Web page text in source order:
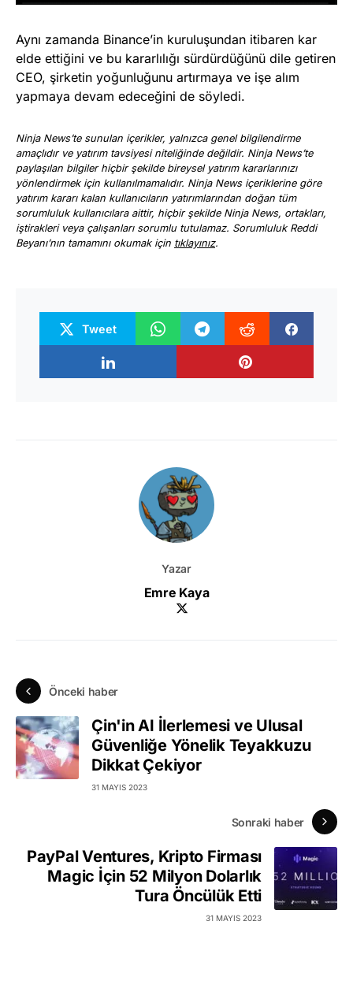
Aynı zamanda Binance’in kuruluşundan itibaren kar
elde ettiğini ve bu kararlılığı sürdürdüğünü dile getiren
CEO, şirketin yoğunluğunu artırmaya ve işe alım
yapmaya devam edeceğini de söyledi.
Ninja News’te sunulan içerikler, yalnızca genel bilgilendirme
amaçlıdır ve yatırım tavsiyesi niteliğinde değildir. Ninja News’te
paylaşılan bilgiler hiçbir şekilde bireysel yatırım kararlarınızı
yönlendirmek için kullanılmamalıdır. Ninja News içeriklerine göre
yatırım kararı kalan kullanıcıların yatırımlarından doğan tüm
sorumluluk kullanıcılara aittir, hiçbir şekilde Ninja News, ortakları,
iştirakleri veya çalışanları sorumlu tutulamaz. Sorumluluk Reddi
Beyanı’nın tamamını okumak için tıklayınız.
Tweet
Yazar
Emre Kaya
Önceki haber
Çin'in AI İlerlemesi ve Ulusal
Güvenliğe Yönelik Teyakkuzu
Dikkat Çekiyor
31 MAYIS 2023
Sonraki haber
PayPal Ventures, Kripto Firması
Magic İçin 52 Milyon Dolarlık
Tura Öncülük Etti
31 MAYIS 2023